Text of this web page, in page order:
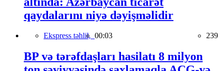
qaydalarını niyə dəyişməlidir
Ekspress təhlil, 00:03 239
BP və tərəfdaşları hasilatı 8 milyon